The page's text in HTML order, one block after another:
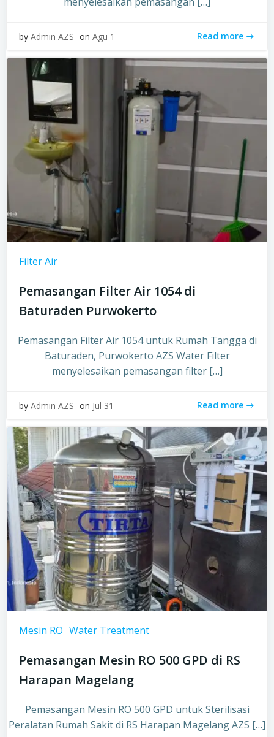
by Admin AZS on Agu 1 Read more
Filter Air
Pemasangan Filter Air 1054 di
Baturaden Purwokerto
Pemasangan Filter Air 1054 untuk Rumah Tangga di
Baturaden, Purwokerto AZS Water Filter
menyelesaikan pemasangan filter […]
by Admin AZS on Jul 31 Read more
Mesin RO Water Treatment
Pemasangan Mesin RO 500 GPD di RS
Harapan Magelang
Pemasangan Mesin RO 500 GPD untuk Sterilisasi
Peralatan Rumah Sakit di RS Harapan Magelang AZS […]